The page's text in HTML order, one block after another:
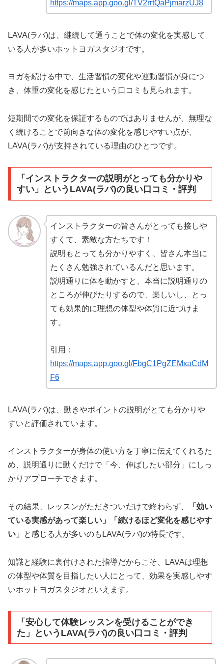
https://maps.app.goo.gl/TV2rrtQaPjmarzUJ8
LAVA(ラバ)は、継続して通うことで体の変化を実感して
いる人が多いホットヨガスタジオです。
ヨガを続ける中で、生活習慣の変化や運動習慣が身につ
き、体重の変化を感じたという口コミも見られます。
短期間での変化を保証するものではありませんが、無理な
く続けることで前向きな体の変化を感じやすい点が、
LAVA(ラバ)が支持されている理由のひとつです。
「インストラクターの説明がとっても分かりや
すい」というLAVA(ラバ)の良い口コミ・評判
インストラクターの皆さんがとっても接しや
すくて、素敵な方たちです！
説明もとっても分かりやすく、皆さん本当に
たくさん勉強されているんだと思います。
説明通りに体を動かすと、本当に説明通りの
ところが伸びたりするので、楽しいし、とっ
ても効果的に理想の体型や体質に近づけま
す。
引用：
https://maps.app.goo.gl/FbgC1PgZEMxaCdM
F6
LAVA(ラバ)は、動きやポイントの説明がとても分かりや
すいと評価されています。
インストラクターが身体の使い方を丁寧に伝えてくれるた
め、説明通りに動くだけで「今、伸ばしたい部分」にしっ
かりアプローチできます。
その結果、レッスンがただきついだけで終わらず、
「効い
ている実感があって楽しい」「続けるほど変化を感じやす
い」
と感じる人が多いのもLAVA(ラバ)の特長です。
知識と経験に裏付けされた指導だからこそ、LAVAは理想
の体型や体質を目指したい人にとって、効果を実感しやす
いホットヨガスタジオといえます。
「安心して体験レッスンを受けることができ
た」というLAVA(ラバ)の良い口コミ・評判